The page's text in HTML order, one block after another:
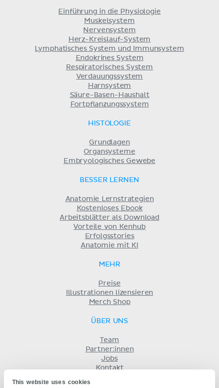
This website uses cookies
Einführung in die Physiologie
Muskelsystem
Nervensystem
Herz-Kreislauf-System
Lymphatisches System und Immunsystem
Endokrines System
Respiratorisches System
Verdauungssystem
Harnsystem
Säure-Basen-Haushalt
Fortpflanzungssystem
HISTOLOGIE
Grundlagen
Organsysteme
Embryologisches Gewebe
BESSER LERNEN
Anatomie Lernstrategien
Kostenloses Ebook
Arbeitsblätter als Download
Vorteile von Kenhub
Erfolgsstories
Anatomie mit KI
MEHR
Preise
Illustrationen lizensieren
Merch Shop
ÜBER UNS
Team
Partner:innen
Jobs
Kontakt
Geschäftsbedingungen